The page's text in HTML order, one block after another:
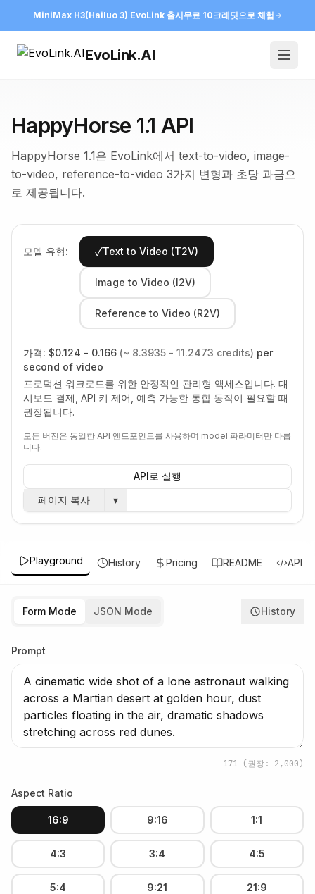
MiniMax H3(Hailuo 3) EvoLink 출시무료 10크레딧으로 체험
EvoLink.AI
HappyHorse 1.1 API
HappyHorse 1.1은 EvoLink에서 text-to-video, image-
to-video, reference-to-video 3가지 변형과 초당 과금으
로 제공됩니다.
모델 유형: ✓Text to Video (T2V)
Image to Video (I2V)
Reference to Video (R2V)
가격: $0.124 - 0.166 (~ 8.3935 - 11.2473 credits) per
second of video
프로덕션 워크로드를 위한 안정적인 관리형 액세스입니다. 대
시보드 결제, API 키 제어, 예측 가능한 통합 동작이 필요할 때
권장됩니다.
모든 버전은 동일한 API 엔드포인트를 사용하며 model 파라미터만 다릅
니다.
API로 실행
페이지 복사
▾
Playground History Pricing README API
Form Mode JSON Mode History
Prompt
171 (권장: 2,000)
Aspect Ratio
16:9 9:16 1:1
4:3 3:4 4:5
5:4 9:21 21:9